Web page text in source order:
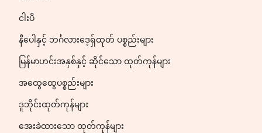
ငါးပိ
နီပေါနှင့် ဘင်္ဂလားဒေ့ရှ်ထုတ် ပစ္စည်းများ
မြန်မာဟင်းအနှစ်နှင့် ဆိုင်သော ထုတ်ကုန်များ
အထွေထွေပစ္စည်းများ
ဒူဘိုင်းထုတ်ကုန်များ
အေးခဲထားသော ထုတ်ကုန်များ